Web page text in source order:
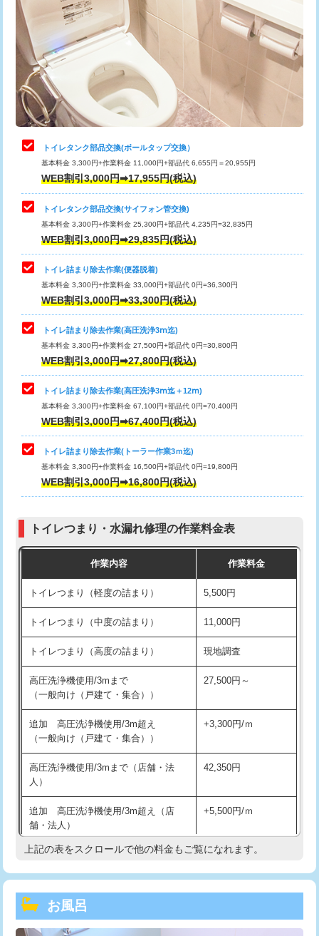
トイレタンク部品交換(ボールタップ交換）
基本料金 3,300円+作業料金 11,000円+部品代 6,655円＝20,955円
WEB割引3,000円➡17,955円(税込)
トイレタンク部品交換(サイフォン管交換)
基本料金 3,300円+作業料金 25,300円+部品代 4,235円=32,835円
WEB割引3,000円➡29,835円(税込)
トイレ詰まり除去作業(便器脱着)
基本料金 3,300円+作業料金 33,000円+部品代 0円=36,300円
WEB割引3,000円➡33,300円(税込)
トイレ詰まり除去作業(高圧洗浄3ⅿ迄)
基本料金 3,300円+作業料金 27,500円+部品代 0円=30,800円
WEB割引3,000円➡27,800円(税込)
トイレ詰まり除去作業(高圧洗浄3ⅿ迄＋12ⅿ)
基本料金 3,300円+作業料金 67,100円+部品代 0円=70,400円
WEB割引3,000円➡67,400円(税込)
トイレ詰まり除去作業(トーラー作業3ｍ迄)
基本料金 3,300円+作業料金 16,500円+部品代 0円=19,800円
WEB割引3,000円➡16,800円(税込)
トイレつまり・水漏れ修理の作業料金表
作業内容 作業料金
トイレつまり（軽度の詰まり） 5,500円
トイレつまり（中度の詰まり） 11,000円
トイレつまり（高度の詰まり） 現地調査
高圧洗浄機使用/3mまで
（一般向け（戸建て・集合））
27,500円～
追加 高圧洗浄機使用/3m超え
（一般向け（戸建て・集合））
+3,300円/ｍ
高圧洗浄機使用/3mまで（店舗・法
人）
42,350円
追加 高圧洗浄機使用/3m超え（店
舗・法人）
+5,500円/ｍ
高度高圧洗浄換 現地調査
トーラー機使用/3mまで
上記の表をスクロールで他の料金もご覧になれます。
お風呂